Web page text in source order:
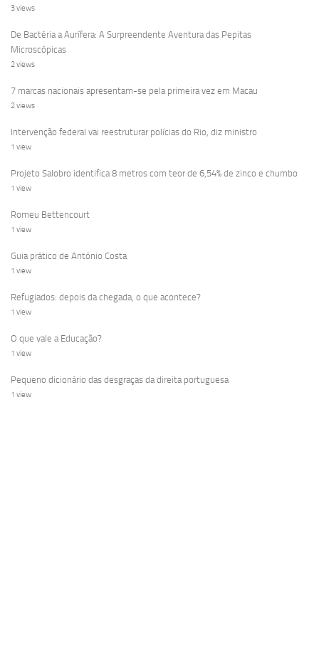
3 views
De Bactéria a Aurífera: A Surpreendente Aventura das Pepitas
Microscópicas
2 views
7 marcas nacionais apresentam-se pela primeira vez em Macau
2 views
Intervenção federal vai reestruturar polícias do Rio, diz ministro
1 view
Projeto Salobro identifica 8 metros com teor de 6,54% de zinco e chumbo
1 view
Romeu Bettencourt
1 view
Guia prático de António Costa
1 view
Refugiados: depois da chegada, o que acontece?
1 view
O que vale a Educação?
1 view
Pequeno dicionário das desgraças da direita portuguesa
1 view